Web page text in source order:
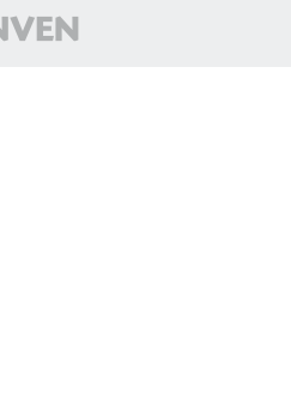
(주)
인